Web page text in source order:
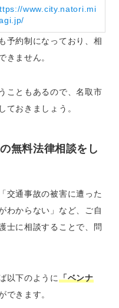
www.city.natori.mi
予約制になっており、相
きません。
こともあるので、名取市
ておきましょう。
無料法律相談をし
交通事故の被害に遭った
わからない」など、ご自
士に相談することで、問
以下のように「ベンナ
できます。